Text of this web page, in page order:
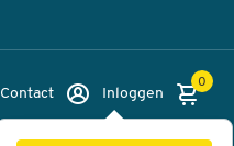
Contact Inloggen
0